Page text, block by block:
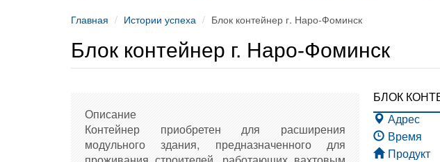
Главная Истории успеха Блок контейнер г. Наро-Фоминск
Блок контейнер г. Наро-Фоминск
Описание
Контейнер приобретен для расширения
модульного здания, предназначенного для
БЛОК
Адрес
Время
Продукт